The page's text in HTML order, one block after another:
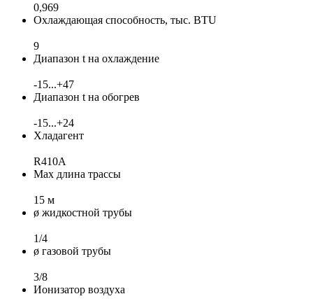
0,969
Охлаждающая способность, тыс. BTU
9
Диапазон t на охлаждение
-15...+47
Диапазон t на обогрев
-15...+24
Хладагент
R410A
Max длина трассы
15 м
ø жидкостной трубы
1/4
ø газовой трубы
3/8
Ионизатор воздуха